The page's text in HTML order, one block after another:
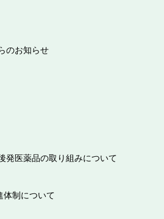
のお知らせ
発医薬品の取り組みについて
体制について